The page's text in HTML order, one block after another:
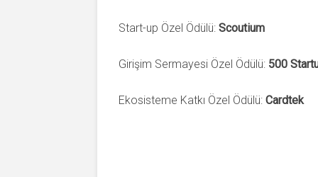
Start-up Özel Ödülü: Scoutium
Girişim Sermayesi Özel Ödülü: 500
Ekosisteme Katkı Özel Ödülü: Cardtek